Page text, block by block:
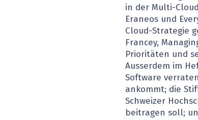
Gesundheit wird
Blockchain
EU-DSGVO
XaaS, Managed
Digital Banking
in der Multi-
Eraneos und
Cloud-Strategie
Francey,
Prioritäten und
Ausserdem im
Software
ankommt; die
Schweizer
beitragen soll;